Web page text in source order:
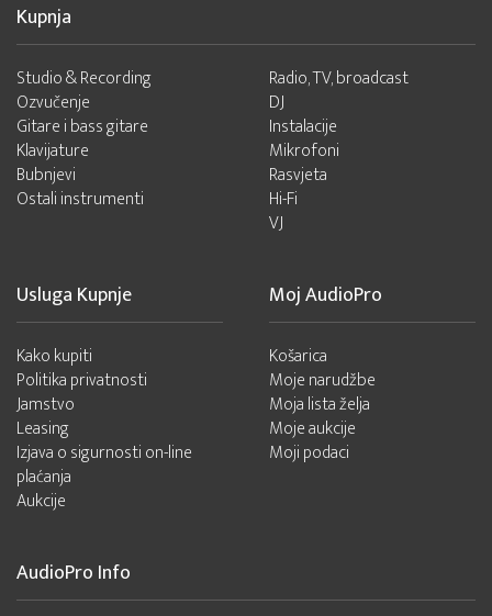
Kupnja
Studio & Recording
Ozvučenje
Gitare i bass gitare
Klavijature
Bubnjevi
Ostali instrumenti
Radio, TV, broadcast
DJ
Instalacije
Mikrofoni
Rasvjeta
Hi-Fi
VJ
Usluga Kupnje
Kako kupiti
Politika privatnosti
Jamstvo
Leasing
Izjava o sigurnosti on-line
plaćanja
Aukcije
Moj AudioPro
Košarica
Moje narudžbe
Moja lista želja
Moje aukcije
Moji podaci
AudioPro Info